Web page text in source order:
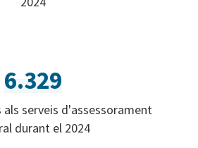
6.329
als serveis d'assessorament
durant el 2024